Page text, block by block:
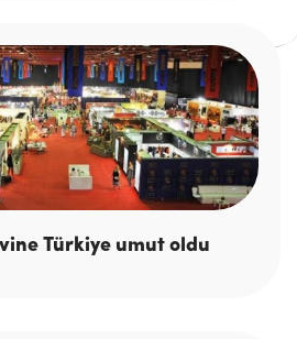
Türkiye umut oldu